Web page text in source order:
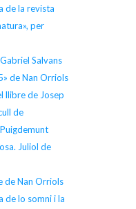
de la revista
per
Salvans
de Nan Orriols
llibre de Josep
de
Juliol de
de Nan Orriols
de lo somni i la